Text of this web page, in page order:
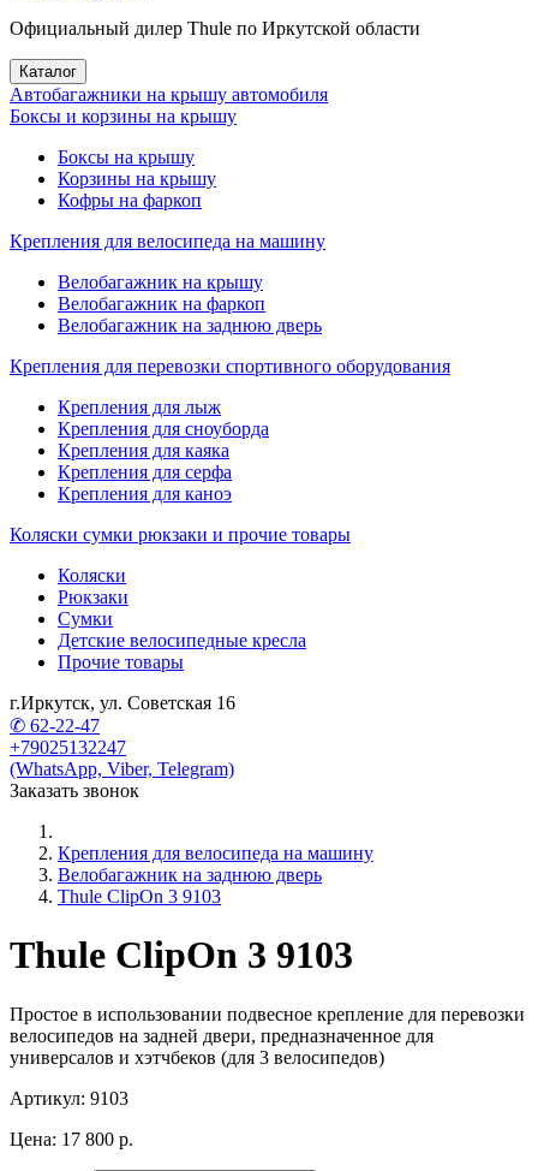
Официальный дилер Thule по Иркутской области
Каталог
Автобагажники на крышу автомобиля
Боксы и корзины на крышу
Боксы на крышу
Корзины на крышу
Кофры на фаркоп
Крепления для велосипеда на машину
Велобагажник на крышу
Велобагажник на фаркоп
Велобагажник на заднюю дверь
Крепления для перевозки спортивного оборудования
Крепления для лыж
Крепления для сноуборда
Крепления для каяка
Крепления для серфа
Крепления для каноэ
Коляски сумки рюкзаки и прочие товары
Коляски
Рюкзаки
Сумки
Детские велосипедные кресла
Прочие товары
г.Иркутск, ул. Советская 16
✆ 62-22-47
+79025132247
(WhatsApp, Viber, Telegram)
Заказать звонок
Крепления для велосипеда на машину
Велобагажник на заднюю дверь
Thule ClipOn 3 9103
Thule ClipOn 3 9103
Простое в использовании подвесное крепление для перевозки
велосипедов на задней двери, предназначенное для
универсалов и хэтчбеков (для 3 велосипедов)
Артикул: 9103
Цена: 17 800 р.